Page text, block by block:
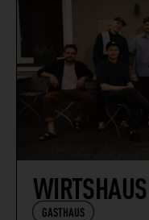
GASTHAUS